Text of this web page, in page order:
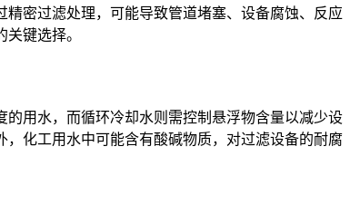
密过滤处理，可能导致管道堵塞、设备腐蚀、反应
键选择。
用水，而循环冷却水则需控制悬浮物含量以减少设
化工用水中可能含有酸碱物质，对过滤设备的耐腐